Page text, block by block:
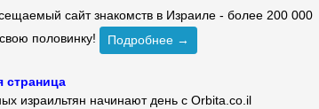
сайт знакомств в Израиле - более 200 000
половинку!
Подробнее →
страница
израильтян начинают день с Orbita.co.il